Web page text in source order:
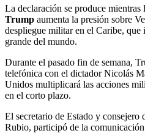
La declaración se produce mientras
Trump aumenta la presión sobre
despliegue militar en el Caribe, que
grande del mundo.
Durante el pasado fin de semana,
telefónica con el dictador Nicolás
Unidos multiplicará las acciones
en el corto plazo.
El secretario de Estado y
Rubio, participó de la